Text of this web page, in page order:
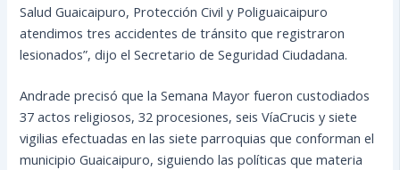
Salud Guaicaipuro, Protección Civil y Poliguaicaipuro
atendimos tres accidentes de tránsito que registraron
lesionados”, dijo el Secretario de Seguridad Ciudadana.
Andrade precisó que la Semana Mayor fueron custodiados
37 actos religiosos, 32 procesiones, seis VíaCrucis y siete
vigilias efectuadas en las siete parroquias que conforman el
municipio Guaicaipuro, siguiendo las políticas que materia